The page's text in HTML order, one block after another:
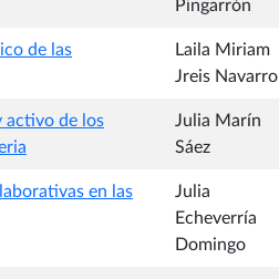
Pingarrón
de las
Laila Miriam
Jreis Navarro
activo de los
Julia Marín
Sáez
en las
Julia
Echeverría
Domingo